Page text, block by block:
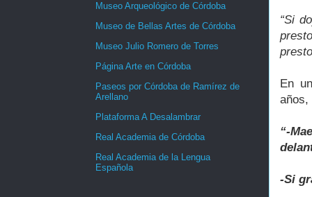
“Si
En
años,
“-
-Si
Museo Arqueológico de Córdoba
Museo de Bellas Artes de Córdoba
Museo Julio Romero de Torres
Página Arte en Córdoba
Paseos por Córdoba de Ramírez de
Arellano
Plataforma A Desalambrar
Real Academia de Córdoba
Real Academia de la Lengua
Española